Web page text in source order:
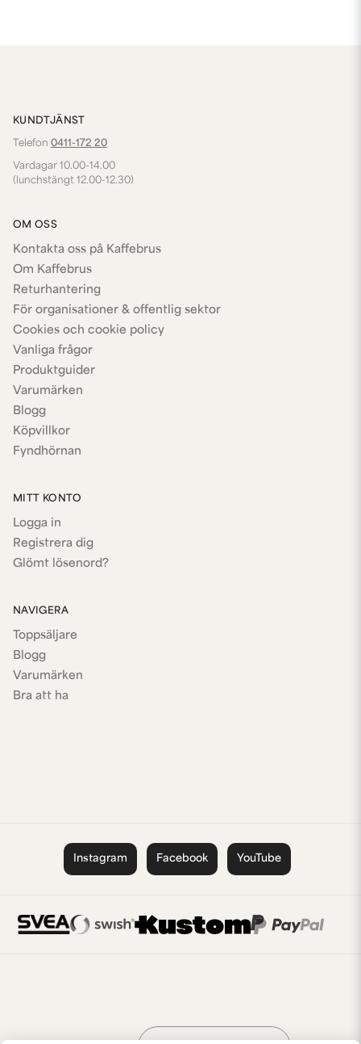
KUNDTJÄNST
Telefon 0411-172 20
Vardagar 10.00-14.00
(lunchstängt 12.00-12.30)
OM OSS
Kontakta oss på Kaffebrus
Om Kaffebrus
Returhantering
För organisationer & offentlig sektor
Cookies och cookie policy
Vanliga frågor
Produktguider
Varumärken
Blogg
Köpvillkor
Fyndhörnan
MITT KONTO
Logga in
Registrera dig
Glömt lösenord?
NAVIGERA
Toppsäljare
Blogg
Varumärken
Bra att ha
Instagram Facebook YouTube